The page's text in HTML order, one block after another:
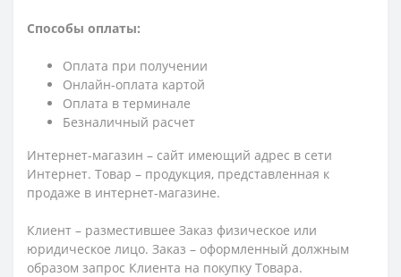
Способы оплаты:
Оплата при получении
Онлайн-оплата картой
Оплата в терминале
Безналичный расчет
Интернет-магазин – сайт имеющий адрес в сети
Интернет. Товар – продукция, представленная к
продаже в интернет-магазине.
Клиент – разместившее Заказ физическое или
юридическое лицо. Заказ – оформленный должным
образом запрос Клиента на покупку Товара.